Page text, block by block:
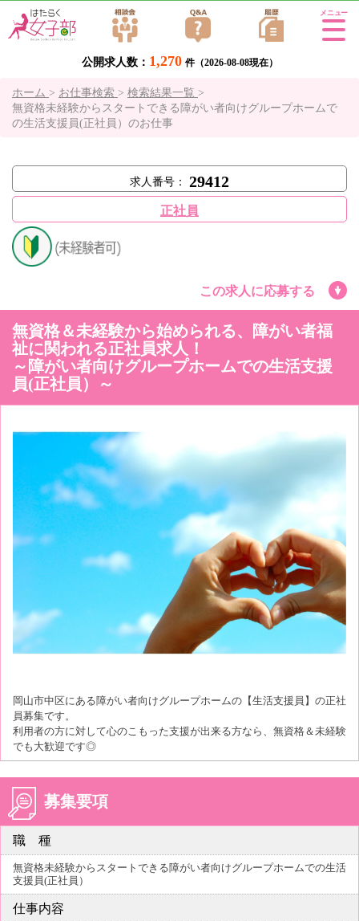
公開求人数： 1,270 件（2026-08-08現在）
Tog
ホーム > お仕事検索 > 検索結果一覧 >
無資格未経験からスタートできる障がい者向けグループホームで
の生活支援員(正社員）のお仕事
求人番号： 29412
正社員
この求人に応募する
無資格＆未経験から始められる、障がい者福
祉に関われる正社員求人！
～障がい者向けグループホームでの生活支援
員(正社員）～
岡山市中区にある障がい者向けグループホームの【生活支援員】の正社
員募集です。
利用者の方に対して心のこもった支援が出来る方なら、無資格＆未経験
でも大歓迎です◎
募集要項
職 種
無資格未経験からスタートできる障がい者向けグループホームでの生活
支援員(正社員）
仕事内容